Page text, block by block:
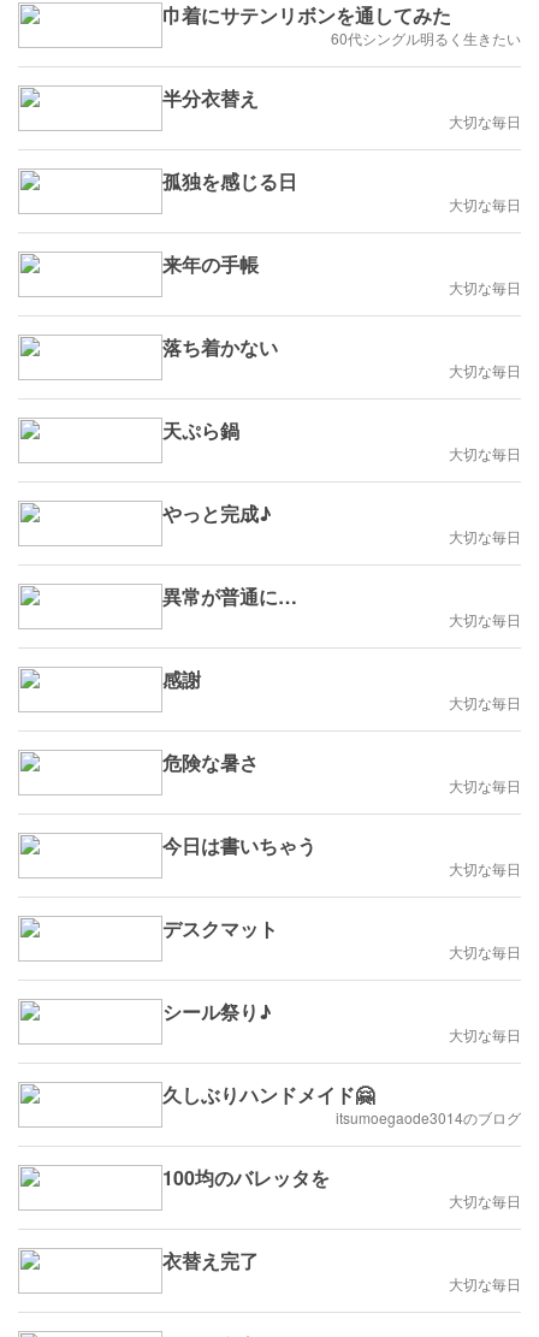
巾着にサテンリボンを通してみた
60代シングル明るく生きたい
半分衣替え
大切な毎日
孤独を感じる日
大切な毎日
来年の手帳
大切な毎日
落ち着かない
大切な毎日
天ぷら鍋
大切な毎日
やっと完成♪
大切な毎日
異常が普通に…
大切な毎日
感謝
大切な毎日
危険な暑さ
大切な毎日
今日は書いちゃう
大切な毎日
デスクマット
大切な毎日
シール祭り♪
大切な毎日
久しぶりハンドメイド🤗
itsumoegaode3014のブログ
100均のバレッタを
大切な毎日
衣替え完了
大切な毎日